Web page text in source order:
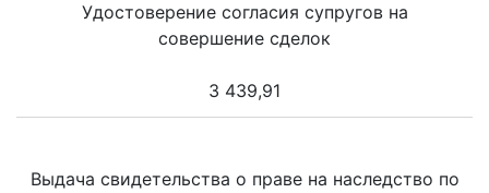
Удостоверение согласия супругов на
совершение сделок
3 439,91
Выдача свидетельства о праве на наследство по